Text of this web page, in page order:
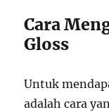
Cara
Gloss
Untuk
adalah cara